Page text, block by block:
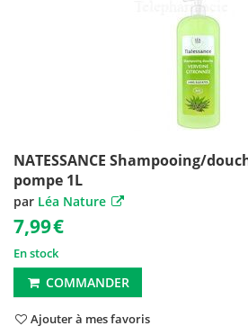
NATESSANCE Shampooing/
pompe 1L
par Léa Nature
7,99€
En stock
COMMANDER
Ajouter à mes favoris